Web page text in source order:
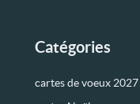
Catégories
cartes de voeux 2027